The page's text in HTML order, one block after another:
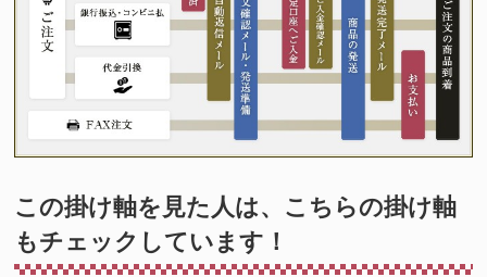
この掛け軸を見た人は、こちらの掛け軸
もチェックしています！